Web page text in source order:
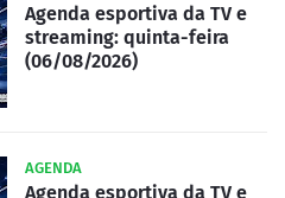
Agenda esportiva da TV e
streaming: quinta-feira
(06/08/2026)
AGENDA
Agenda esportiva da TV e